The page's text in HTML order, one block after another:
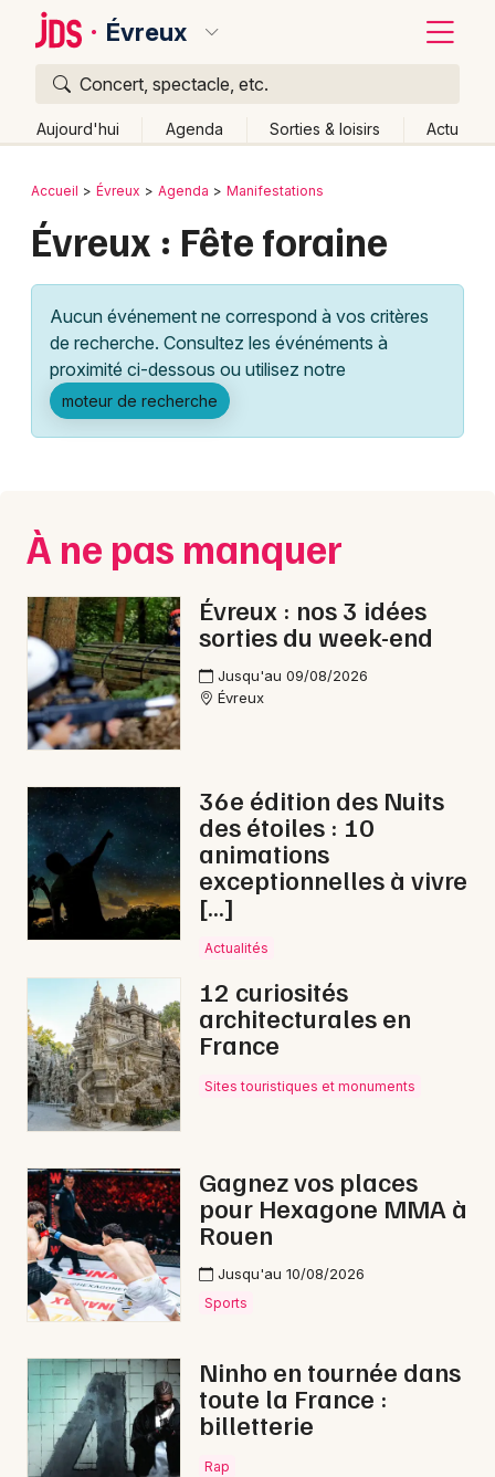
Évreux
Concert, spectacle, etc.
Aujourd'hui Agenda Sorties & loisirs Actu
Publier un événement
Grands événements
Activité & Expérience
Manifestations
Spectacles
Concerts
Sports
Soirées
Sorties famille
Expos
Sorties & loisirs
Fête foraine dans l' Eure
Fête foraine en Normandie
Artistes en tournée
Actus à Évreux
Magazine à Évreux
Bordeaux
Lille
Lyon
Marseille
Nantes
Nice
Paris
Strasbourg
Toulouse
Retour
Accueil Évreux Agenda Manifestations
Évreux : Fête foraine
Aucun événement ne correspond à vos critères
de recherche. Consultez les événéments à
proximité ci-dessous ou utilisez notre
moteur de recherche
À ne pas manquer
Évreux : nos 3 idées
sorties du week-end
Jusqu'au 09/08/2026
Évreux
36e édition des Nuits
des étoiles : 10
animations
exceptionnelles à vivre
[…]
Actualités
12 curiosités
architecturales en
France
Sites touristiques et monuments
Gagnez vos places
pour Hexagone MMA à
Rouen
Jusqu'au 10/08/2026
Sports
Ninho en tournée dans
toute la France :
billetterie
Rap
Quoi ?
Où ?
Évreux et alentours
Partout
Près de moi Changer de lieu
Quand ?
Ce week-end